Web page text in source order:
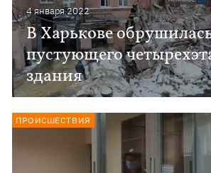
4 января 2022
В Харькове
пустующего
здания
ПРОИСШЕСТВИЯ